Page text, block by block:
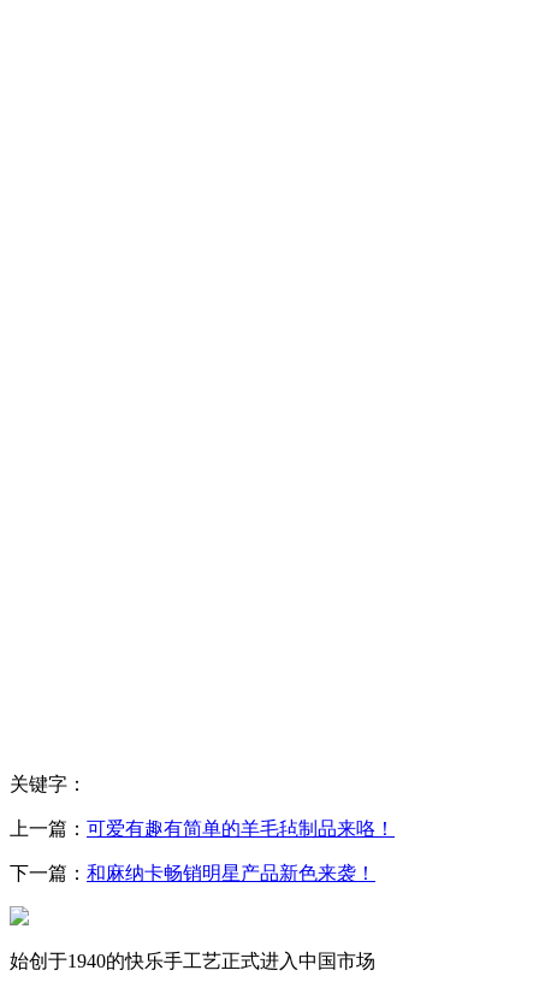
关键字：
上一篇： 可爱有趣有简单的羊毛毡制品来咯！
下一篇： 和麻纳卡畅销明星产品新色来袭！
始创于1940的快乐手工艺正式进入中国市场